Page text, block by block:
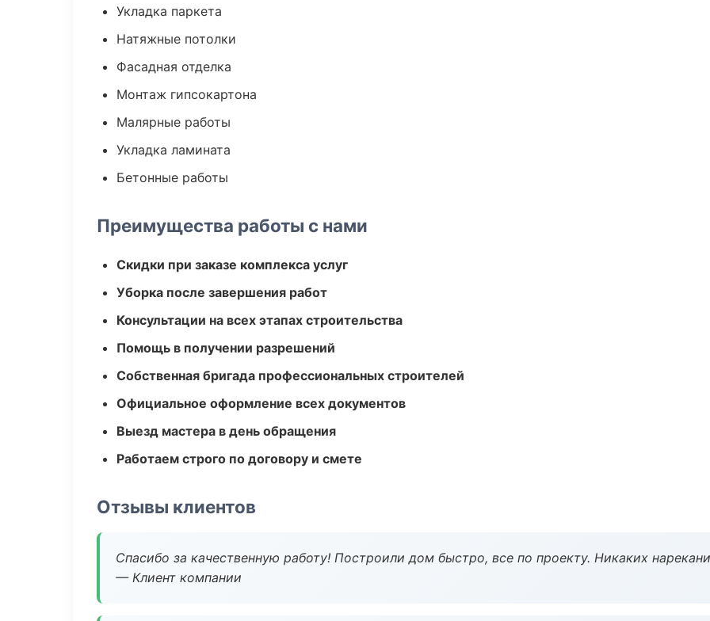
Укладка паркета
Натяжные потолки
Фасадная отделка
Монтаж гипсокартона
Малярные работы
Укладка ламината
Бетонные работы
Преимущества работы с нами
Скидки при заказе комплекса услуг
Уборка после завершения работ
Консультации на всех этапах строительства
Помощь в получении разрешений
Собственная бригада профессиональных строителей
Официальное оформление всех документов
Выезд мастера в день обращения
Работаем строго по договору и смете
Отзывы клиентов
Спасибо за качественную работу! Построили дом быстро, все по проекту. Никаких
— Клиент компании